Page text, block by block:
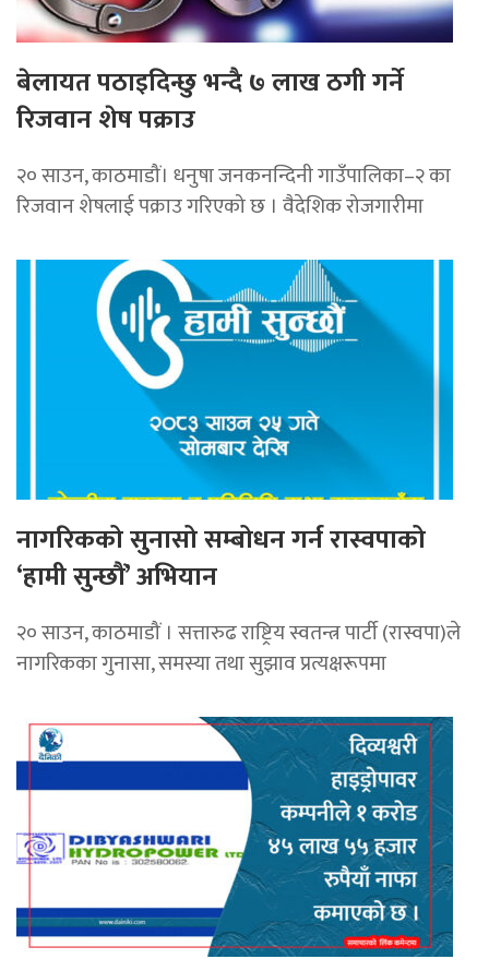
बेलायत पठाइदिन्छु भन्दै ७ लाख ठगी गर्ने
रिजवान शेष पक्राउ
२० साउन, काठमाडौं। धनुषा जनकनन्दिनी गाउँपालिका–२ का
रिजवान शेषलाई पक्राउ गरिएको छ । वैदेशिक रोजगारीमा
नागरिकको सुनासो सम्बोधन गर्न रास्वपाको
‘हामी सुन्छौं’ अभियान
२० साउन, काठमाडौं । सत्तारुढ राष्ट्रिय स्वतन्त्र पार्टी (रास्वपा)ले
नागरिकका गुनासा, समस्या तथा सुझाव प्रत्यक्षरूपमा